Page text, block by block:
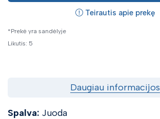
Teirautis apie prekę
*Prekė yra sandėlyje
Likutis: 5
Daugiau informacijos
Spalva: Juoda